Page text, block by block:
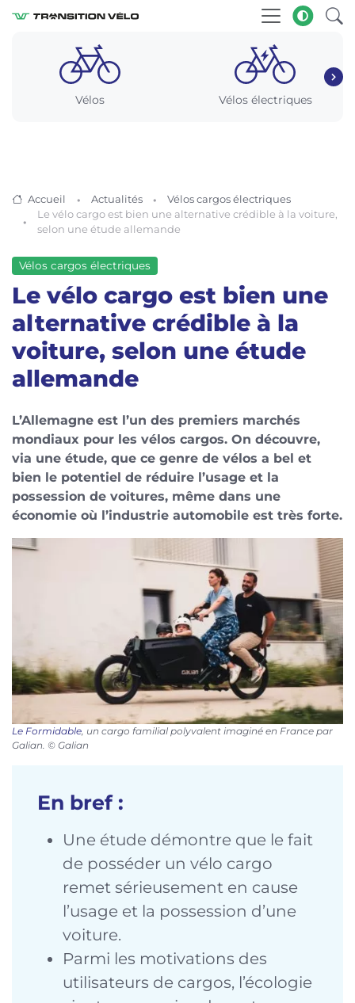
Vélos Vélos électriques
Accueil Actualités
Vélos cargos électriques
Le vélo cargo est bien une alternative crédible à la voiture,
selon une étude allemande
Vélos cargos électriques
Le vélo cargo est bien une
alternative crédible à la
voiture, selon une étude
allemande
L’Allemagne est l’un des premiers marchés
mondiaux pour les vélos cargos. On découvre,
via une étude, que ce genre de vélos a bel et
bien le potentiel de réduire l’usage et la
possession de voitures, même dans une
économie où l’industrie automobile est très forte.
Le Formidable , un cargo familial polyvalent imaginé en France par
Galian. © Galian
En bref :
Une étude démontre que le fait
de posséder un vélo cargo
remet sérieusement en cause
l’usage et la possession d’une
voiture.
Parmi les motivations des
utilisateurs de cargos, l’écologie